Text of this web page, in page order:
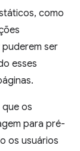
como
ser
esses
os
para pré-
os usuários